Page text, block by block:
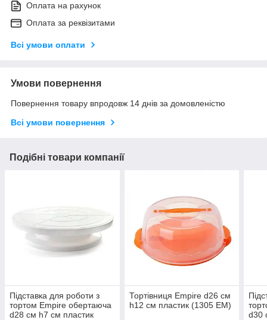
Оплата на рахунок
Оплата за реквізитами
Всі умови оплати
Умови повернення
Повернення товару впродовж 14 днів за домовленістю
Всі умови повернення
Подібні товари компанії
Підставка для роботи з
тортом Empire обертаюча
d28 см h7 см пластик
Тортівниця Empire d26 см
h12 см пластик (1305 EM)
d30